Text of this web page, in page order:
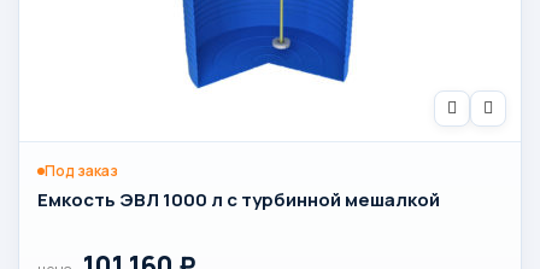
Под заказ
Емкость ЭВЛ 1000 л с турбинной мешалкой